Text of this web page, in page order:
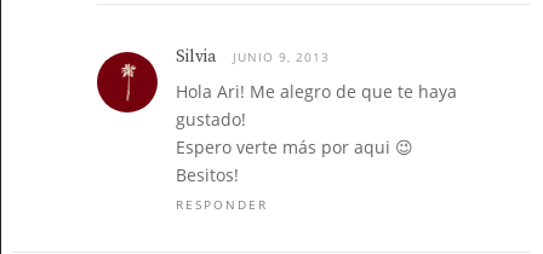
Silvia JUNIO 9, 2013
Hola Ari! Me alegro de que te haya
gustado!
Espero verte más por aqui 😉
Besitos!
RESPONDER